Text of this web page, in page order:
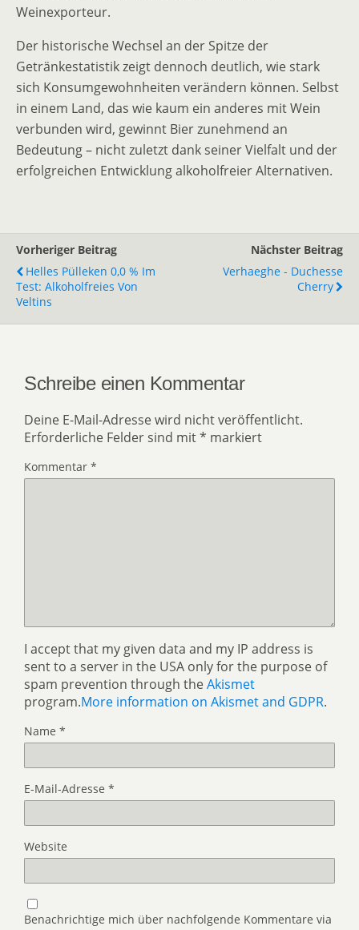
Weinexporteur.
Der historische Wechsel an der Spitze der
Getränkestatistik zeigt dennoch deutlich, wie stark
sich Konsumgewohnheiten verändern können. Selbst
in einem Land, das wie kaum ein anderes mit Wein
verbunden wird, gewinnt Bier zunehmend an
Bedeutung – nicht zuletzt dank seiner Vielfalt und der
erfolgreichen Entwicklung alkoholfreier Alternativen.
Vorheriger Beitrag
Helles Pülleken 0,0 % Im
Test: Alkoholfreies Von
Veltins
Nächster Beitrag
Verhaeghe - Duchesse
Cherry
Schreibe einen Kommentar
Deine E-Mail-Adresse wird nicht veröffentlicht.
Erforderliche Felder sind mit* markiert
Kommentar *
I accept that my given data and my IP address is
sent to a server in the USA only for the purpose of
spam prevention through theAkismet
program.More information on Akismet and GDPR.
Name *
E-Mail-Adresse *
Website
Benachrichtige mich über nachfolgende Kommentare via